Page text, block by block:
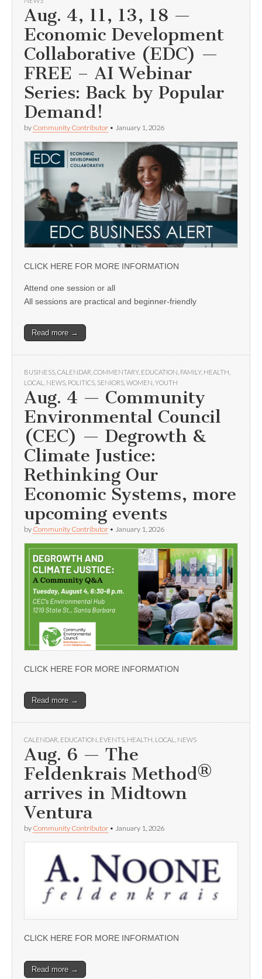
Aug. 4, 11, 13, 18 —
Economic Development
Collaborative (EDC) —
FREE – AI Webinar
Series: Back by Popular
Demand!
by Community Contributor • January 1, 2026
CLICK HERE FOR MORE INFORMATION
Attend one session or all
All sessions are practical and beginner-friendly
Read more →
BUSINESS CALENDAR COMMENTARY, EDUCATION FAMILY, HEALTH
LOCAL
NEWS POLITICS SENIORS WOMEN YOUTH
Aug. 4 — Community
Environmental Council
(CEC) — Degrowth &
Climate Justice:
Rethinking Our
Economic Systems, more
upcoming events
by Community Contributor • January 1, 2026
CLICK HERE FOR MORE INFORMATION
Read more →
CALENDAR EDUCATION EVENTS HEALTH LOCAL NEWS
Aug. 6 — The
Feldenkrais Method®
arrives in Midtown
Ventura
by Community Contributor • January 1, 2026
CLICK HERE FOR MORE INFORMATION
Read more →